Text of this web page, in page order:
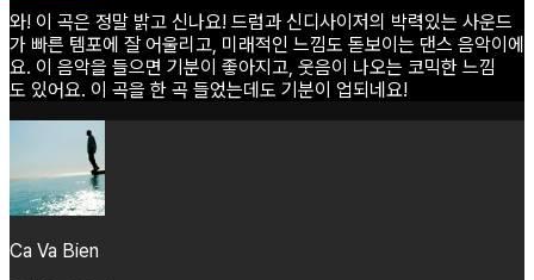
와! 이 곡은 정말 밝고 신나요! 드럼과 신디사이저의 박력있는 사운드
가 빠른 템포에 잘 어울리고, 미래적인 느낌도 돋보이는 댄스 음악이에
요. 이 음악을 들으면 기분이 좋아지고, 웃음이 나오는 코믹한 느낌
도 있어요. 이 곡을 한 곡 들었는데도 기분이 업되네요!
Ca Va Bien